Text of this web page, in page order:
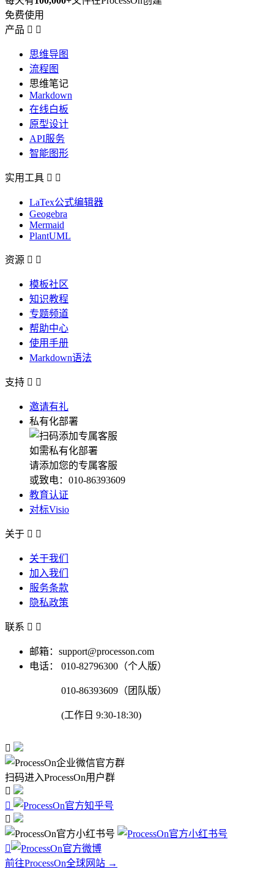
免费使用
产品  
思维导图
流程图
思维笔记
Markdown
在线白板
原型设计
API服务
智能图形
实用工具  
LaTex公式编辑器
Geogebra
Mermaid
PlantUML
资源  
模板社区
知识教程
专题频道
帮助中心
使用手册
Markdown语法
支持  
邀请有礼
私有化部署
如需私有化部署
请添加您的专属客服
或致电：010-86393609
教育认证
对标Visio
关于  
关于我们
加入我们
服务条款
隐私政策
联系  
邮箱：support@processon.com
电话：
010-82796300（个人版）
010-86393609（团队版）
(工作日 9:30-18:30)

扫码进入ProcessOn用户群




前往ProcessOn全球网站 →